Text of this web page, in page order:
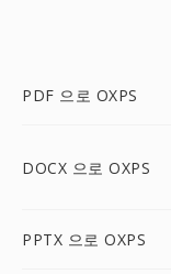
PDF 으로 OXPS
DOCX 으로 OXPS
PPTX 으로 OXPS